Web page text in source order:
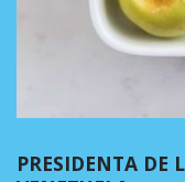
PRESIDENTA DE